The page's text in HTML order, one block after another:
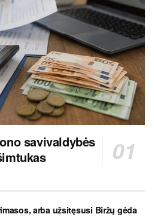
savivaldybės
arba užsitęsusi Biržų gėda